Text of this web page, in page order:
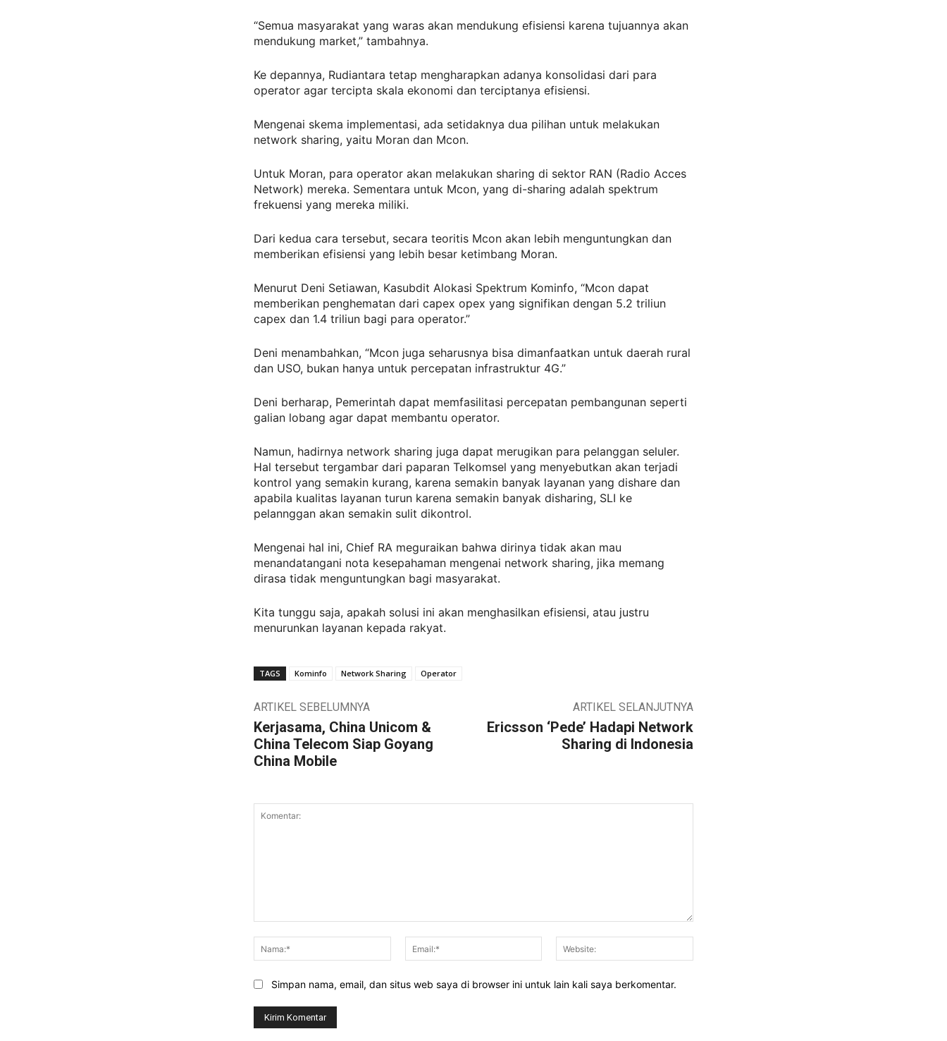
“Semua masyarakat yang waras akan mendukung efisiensi karena tujuannya akan
mendukung market,” tambahnya.
Ke depannya, Rudiantara tetap mengharapkan adanya konsolidasi dari para
operator agar tercipta skala ekonomi dan terciptanya efisiensi.
Mengenai skema implementasi, ada setidaknya dua pilihan untuk melakukan
network sharing, yaitu Moran dan Mcon.
Untuk Moran, para operator akan melakukan sharing di sektor RAN (Radio Acces
Network) mereka. Sementara untuk Mcon, yang di-sharing adalah spektrum
frekuensi yang mereka miliki.
Dari kedua cara tersebut, secara teoritis Mcon akan lebih menguntungkan dan
memberikan efisiensi yang lebih besar ketimbang Moran.
Menurut Deni Setiawan, Kasubdit Alokasi Spektrum Kominfo, “Mcon dapat
memberikan penghematan dari capex opex yang signifikan dengan 5.2 triliun
capex dan 1.4 triliun bagi para operator.”
Deni menambahkan, “Mcon juga seharusnya bisa dimanfaatkan untuk daerah rural
dan USO, bukan hanya untuk percepatan infrastruktur 4G.”
Deni berharap, Pemerintah dapat memfasilitasi percepatan pembangunan seperti
galian lobang agar dapat membantu operator.
Namun, hadirnya network sharing juga dapat merugikan para pelanggan seluler.
Hal tersebut tergambar dari paparan Telkomsel yang menyebutkan akan terjadi
kontrol yang semakin kurang, karena semakin banyak layanan yang dishare dan
apabila kualitas layanan turun karena semakin banyak disharing, SLI ke
pelannggan akan semakin sulit dikontrol.
Mengenai hal ini, Chief RA meguraikan bahwa dirinya tidak akan mau
menandatangani nota kesepahaman mengenai network sharing, jika memang
dirasa tidak menguntungkan bagi masyarakat.
Kita tunggu saja, apakah solusi ini akan menghasilkan efisiensi, atau justru
menurunkan layanan kepada rakyat.
TAGS Kominfo Network Sharing Operator
ARTIKEL SEBELUMNYA
Kerjasama, China Unicom &
China Telecom Siap Goyang
China Mobile
ARTIKEL SELANJUTNYA
Ericsson ‘Pede’ Hadapi Network
Sharing di Indonesia
Nama:*
Email:*
Simpan nama, email, dan situs web saya di browser ini untuk lain kali saya berkomentar.